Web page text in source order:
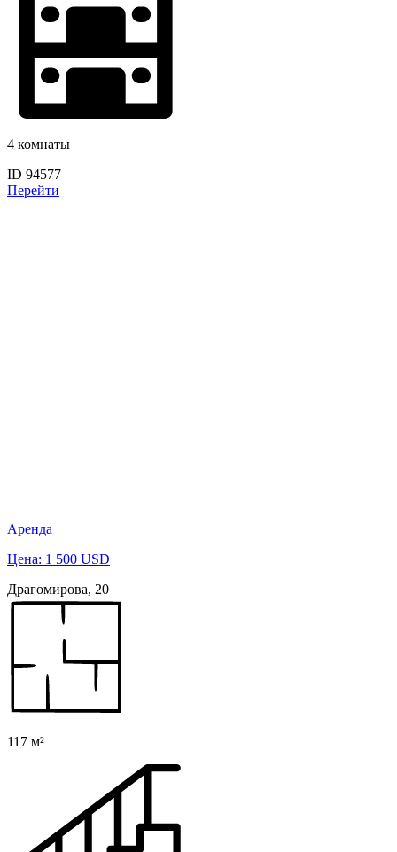
4 комнаты
ID 94577
Перейти
Аренда
Цена: 1 500 USD
Драгомирова, 20
117 м²